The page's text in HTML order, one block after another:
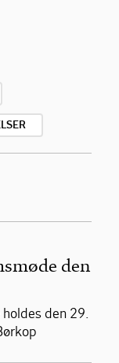
den
den 29.